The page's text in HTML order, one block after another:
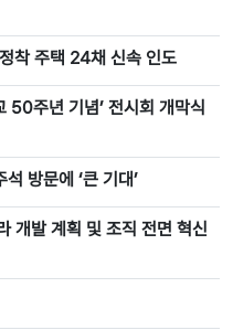
착 주택 24채 신속 인도
50주년 기념’ 전시회 개막식
방문에 ‘큰 기대’
개발 계획 및 조직 전면 혁신